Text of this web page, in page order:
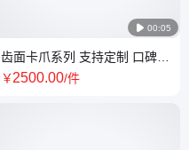
 00:05
齿面卡爪系列 支持定制 口碑好
汇凡精密机械 品质保证
￥2500.00/件